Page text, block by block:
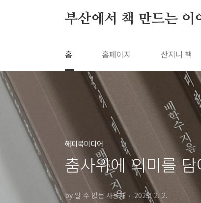
부산에서 책 만드는 이
홈 홈페이지 산지니 책
해피북미디어
춤사위에 의미를
by 알 수 없는 사용자 2023. 2. 2.